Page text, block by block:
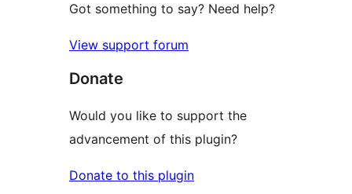
Got something to say? Need help?
View support forum
Donate
Would you like to support the
advancement of this plugin?
Donate to this plugin